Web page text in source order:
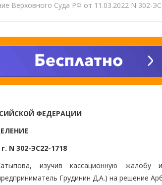
Верховного Суда РФ от 11.03.2022 N 302-
ФЕДЕРАЦИИ
N 302-ЭС22-1718
изучив кассационную жалобу
Грудинин Д.А.) на решение